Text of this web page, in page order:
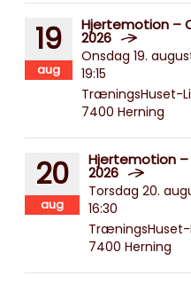
19
aug
Hjertemotion –
2026
Onsdag 19.
19:15
TræningsHuset-
7400 Herning
20
aug
Hjertemotion
2026
Torsdag 20.
16:30
TræningsHuset-
7400 Herning